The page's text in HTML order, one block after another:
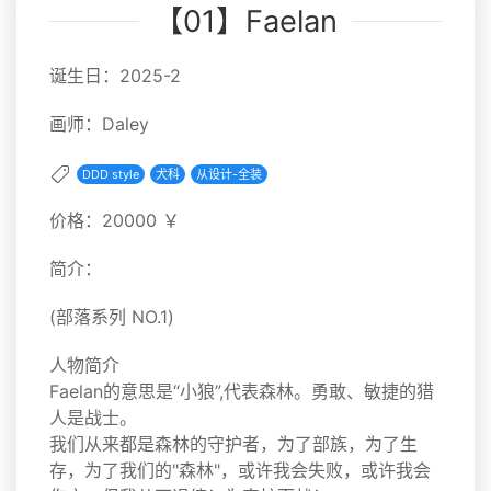
【01】Faelan
诞生日：2025-2
画师：Daley
DDD style 犬科 从设计-全装
价格：20000 ￥
简介：
(部落系列 NO.1)
人物简介
Faelan的意思是“小狼”,代表森林。勇敢、敏捷的猎
人是战士。
我们从来都是森林的守护者，为了部族，为了生
存，为了我们的"森林"，或许我会失败，或许我会